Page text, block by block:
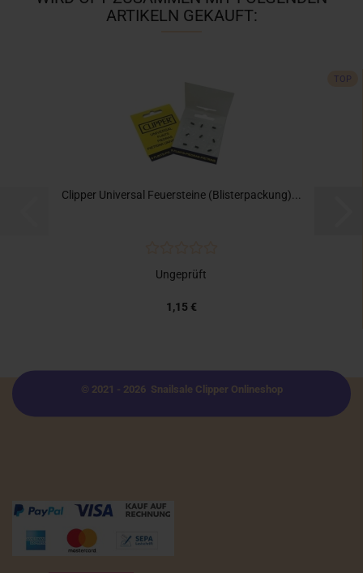
ARTIKELN GEKAUFT:
TOP
Clipper Universal Feuersteine (Blisterpackung)...
Ungeprüft
1,15 €
© 2021 - 2026 Snailsale Clipper Onlineshop